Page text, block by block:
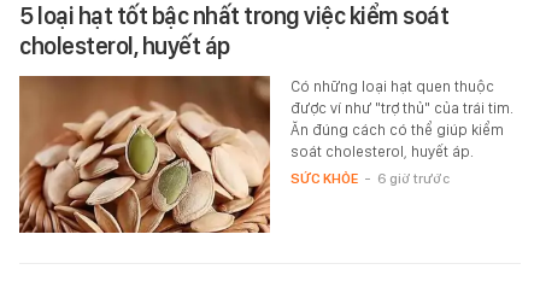
5 loại hạt tốt bậc nhất trong việc kiểm soát
cholesterol, huyết áp
Có những loại hạt quen thuộc
được ví như "trợ thủ" của trái tim.
Ăn đúng cách có thể giúp kiểm
soát cholesterol, huyết áp.
SỨC KHỎE - 6 giờ trước